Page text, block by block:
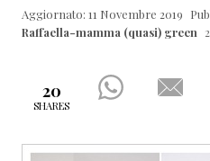
(quasi)
green
Aggiornato: 11 Novembre 2019
Raffaella-mamma (quasi) green
20
SHARES